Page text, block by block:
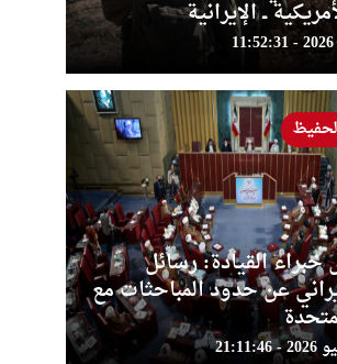
ــ الإيرانية
القيادة: رسائل
عن حدود المباحثات مع